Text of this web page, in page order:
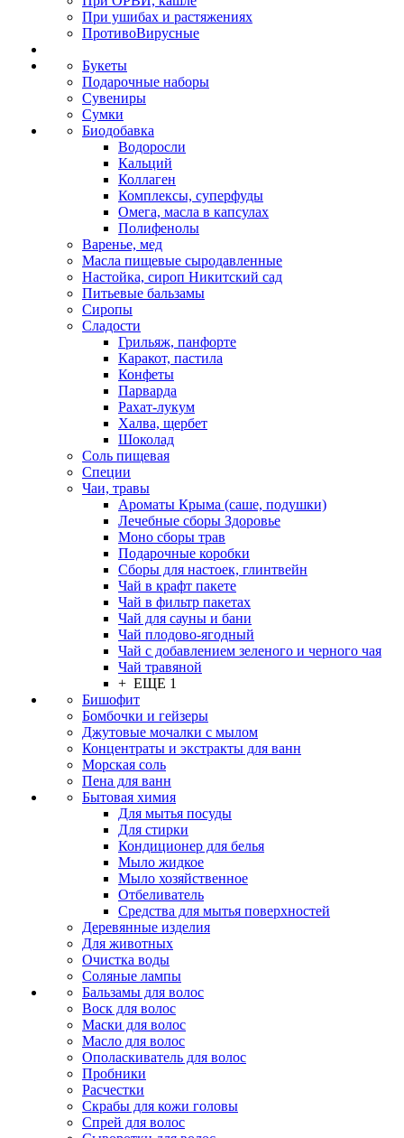
При ушибах и растяжениях
ПротивоВирусные
Букеты
Подарочные наборы
Сувениры
Сумки
Биодобавка
Водоросли
Кальций
Коллаген
Комплексы, суперфуды
Омега, масла в капсулах
Полифенолы
Варенье, мед
Масла пищевые сыродавленные
Настойка, сироп Никитский сад
Питьевые бальзамы
Сиропы
Сладости
Грильяж, панфорте
Каракот, пастила
Конфеты
Парварда
Рахат-лукум
Халва, щербет
Шоколад
Соль пищевая
Специи
Чаи, травы
Ароматы Крыма (саше, подушки)
Лечебные сборы Здоровье
Моно сборы трав
Подарочные коробки
Сборы для настоек, глинтвейн
Чай в крафт пакете
Чай в фильтр пакетах
Чай для сауны и бани
Чай плодово-ягодный
Чай с добавлением зеленого и черного чая
Чай травяной
+ ЕЩЕ 1
Бишофит
Бомбочки и гейзеры
Джутовые мочалки с мылом
Концентраты и экстракты для ванн
Морская соль
Пена для ванн
Бытовая химия
Для мытья посуды
Для стирки
Кондиционер для белья
Мыло жидкое
Мыло хозяйственное
Отбеливатель
Средства для мытья поверхностей
Деревянные изделия
Для животных
Очистка воды
Соляные лампы
Бальзамы для волос
Воск для волос
Маски для волос
Масло для волос
Ополаскиватель для волос
Пробники
Расчестки
Скрабы для кожи головы
Спрей для волос